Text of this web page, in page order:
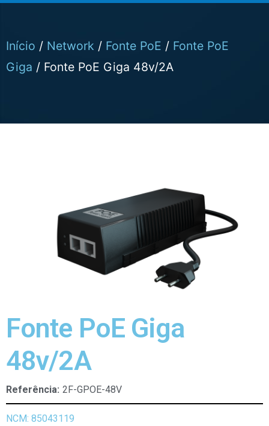
Início / Network / Fonte PoE / Fonte PoE
Giga / Fonte PoE Giga 48v/2A
Fonte PoE Giga
48v/2A
Referência: 2F-GPOE-48V
NCM: 85043119